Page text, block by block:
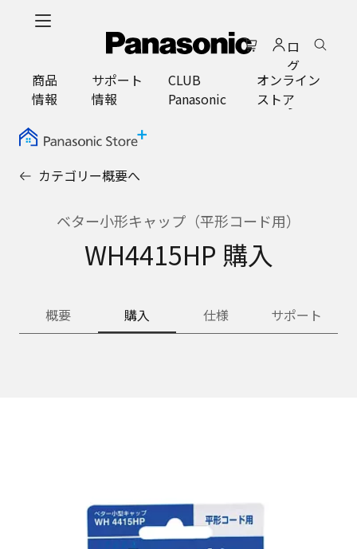
ロ
グ
イ
ン
商品
情報
サポート
情報
CLUB
Panasonic
オンライン
ストア
カテゴリー概要へ
ベター小形キャップ（平形コード用）
WH4415HP 購入
概要 購入 仕様 サポート